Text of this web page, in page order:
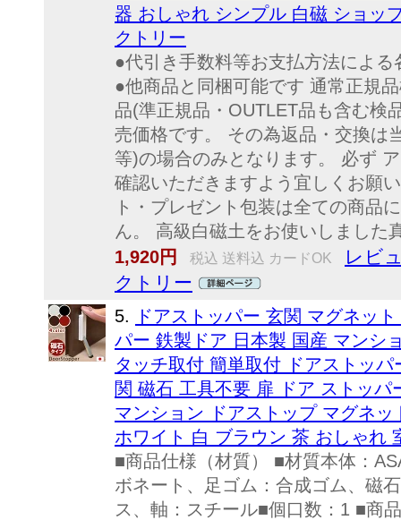
器 おしゃれ シンプル 白磁 ショッ
クトリー
●代引き手数料等お支払方法によ
●他商品と同梱可能です 通常正規
品(準正規品・OUTLET品も含む検
売価格です。 その為返品・交換は
等)の場合のみとなります。 必ず
確認いただきますよう宜しくお願
ト・プレゼント包装は全ての商品
ん。 高級白磁土をお使いしました
1,920円
税込 送料込 カードOK
レビ
クトリー
5.
ドアストッパー 玄関 マグネッ
パー 鉄製ドア 日本製 国産 マンシ
タッチ取付 簡単取付 ドアストッ
関 磁石 工具不要 扉 ドア ストッ
マンション ドアストップ マグネ
ホワイト 白 ブラウン 茶 おしゃれ
■商品仕様（材質） ■材質本体：
ボネート、足ゴム：合成ゴム、磁
ス、軸：スチール■個口数：1 ■商